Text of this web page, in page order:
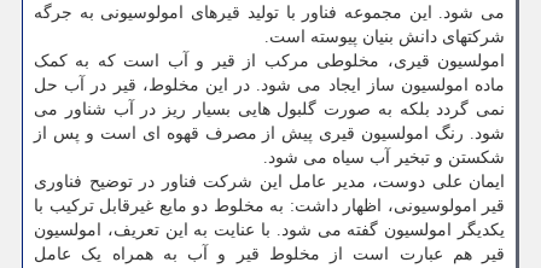
می شود. این مجموعه فناور با تولید قیرهای امولوسیونی به جرگه
شرکتهای دانش بنیان پیوسته است.
امولسیون قیری، مخلوطی مرکب از قیر و آب است که به کمک
ماده امولسیون ‎ساز ایجاد می شود. در این مخلوط، قیر در آب حل
نمی گردد بلکه به صورت گلبول هایی بسیار ریز در آب شناور می
شود. رنگ امولسیون قیری پیش از مصرف قهوه ای است و پس از
شکستن و تبخیر آب سیاه می شود.
ایمان علی دوست، مدیر عامل این شرکت فناور در توضیح فناوری
قیر امولوسیونی، اظهار داشت: به مخلوط دو مایع غیرقابل ترکیب با
یکدیگر امولسیون گفته می شود. با عنایت به این تعریف، امولسیون
قیر هم عبارت است از مخلوط قیر و آب به همراه یک عامل